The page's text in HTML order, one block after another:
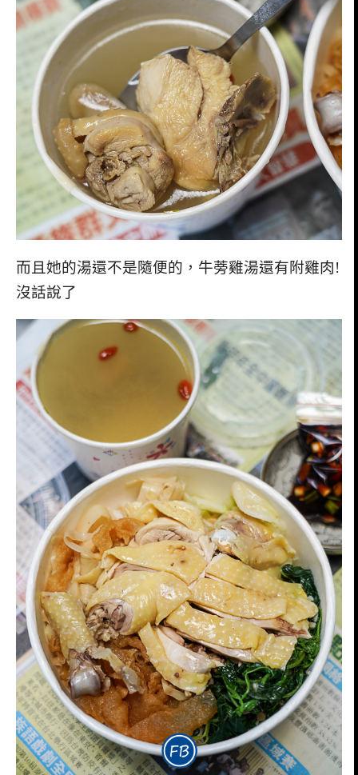
而且她的湯還不是隨便的，牛蒡雞湯還有附雞肉!
沒話說了